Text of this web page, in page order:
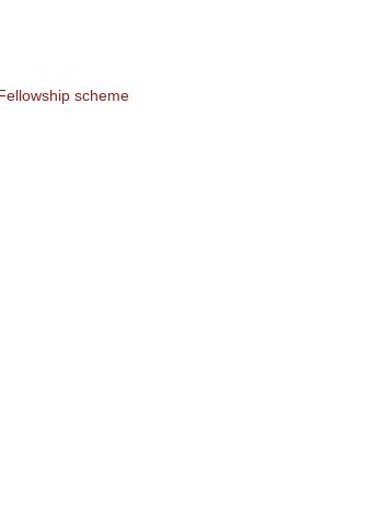
scheme